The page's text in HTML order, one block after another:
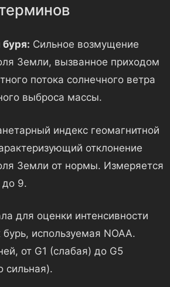
буря: Сильное возмущение
Земли, вызванное приходом
потока солнечного ветра
выброса массы.
индекс геомагнитной
отклонение
Земли от нормы. Измеряется
до 9.
для оценки интенсивности
используемая NOAA.
от G1 (слабая) до G5
сильная).